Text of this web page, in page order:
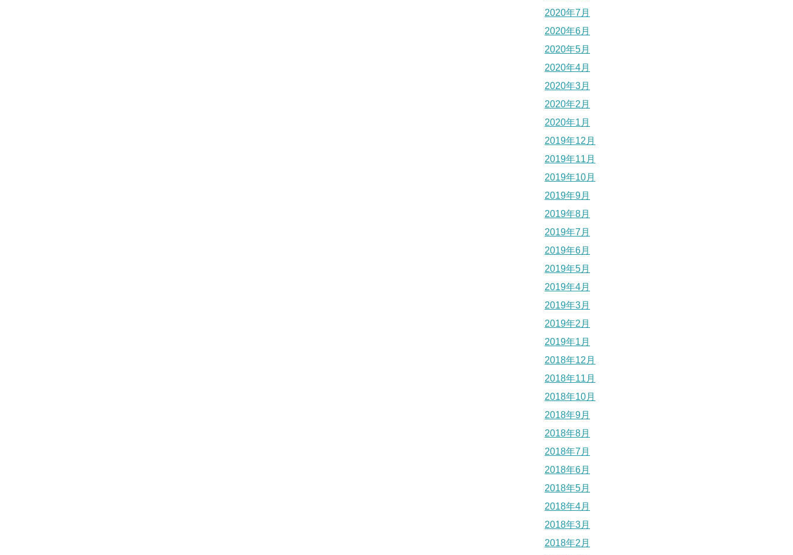
2020年7月
2020年6月
2020年5月
2020年4月
2020年3月
2020年2月
2020年1月
2019年12月
2019年11月
2019年10月
2019年9月
2019年8月
2019年7月
2019年6月
2019年5月
2019年4月
2019年3月
2019年2月
2019年1月
2018年12月
2018年11月
2018年10月
2018年9月
2018年8月
2018年7月
2018年6月
2018年5月
2018年4月
2018年3月
2018年2月